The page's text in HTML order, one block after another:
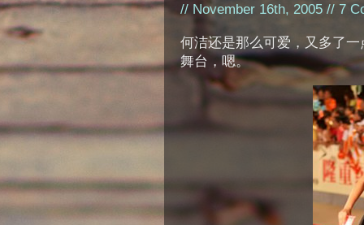
// November 16th, 2005 // 7
何洁还是那么可爱，又多了
舞台，嗯。